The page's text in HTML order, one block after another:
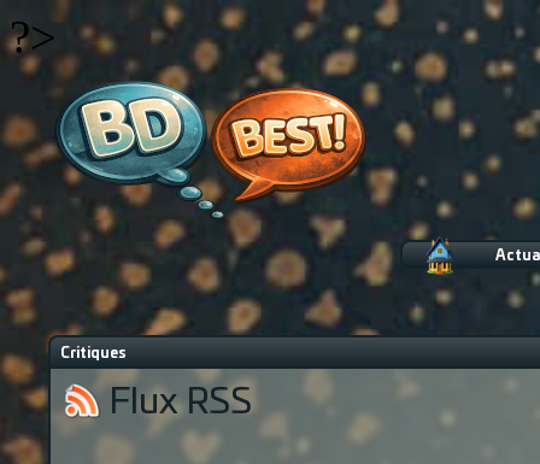
?>
Critiques
Flux RSS